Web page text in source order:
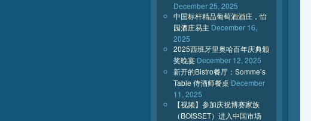
December 25, 2025
中国标杆精品葡萄酒酒庄，怡
园酒庄易主 December 16,
2025
2025西班牙里奥哈百年庆典颁
奖晚宴 December 12, 2025
新开的Bistro餐厅：Somme’s
Table 侍酒师餐桌 December
11, 2025
【视频】参加庆祝博赛家族
（BOISSET）进入中国市场